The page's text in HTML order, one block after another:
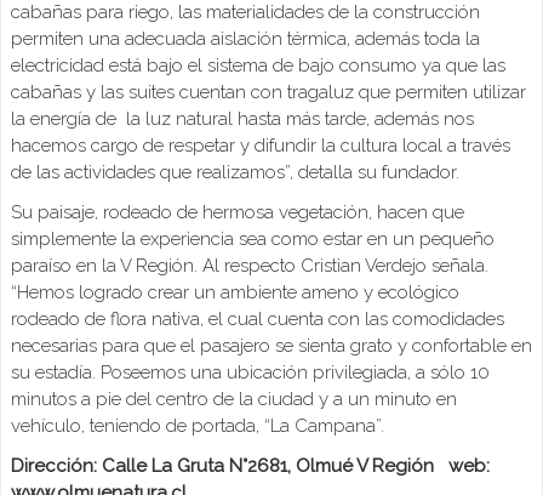
cabañas para riego, las materialidades de la construcción
permiten una adecuada aislación térmica, además toda la
electricidad está bajo el sistema de bajo consumo ya que las
cabañas y las suites cuentan con tragaluz que permiten utilizar
la energía de la luz natural hasta más tarde, además nos
hacemos cargo de respetar y difundir la cultura local a través
de las actividades que realizamos”, detalla su fundador.
Su paisaje, rodeado de hermosa vegetación, hacen que
simplemente la experiencia sea como estar en un pequeño
paraíso en la V Región. Al respecto Cristian Verdejo señala.
“Hemos logrado crear un ambiente ameno y ecológico
rodeado de flora nativa, el cual cuenta con las comodidades
necesarias para que el pasajero se sienta grato y confortable en
su estadía. Poseemos una ubicación privilegiada, a sólo 10
minutos a pie del centro de la ciudad y a un minuto en
vehículo, teniendo de portada, “La Campana”.
Dirección: Calle La Gruta N°2681, Olmué V Región web: